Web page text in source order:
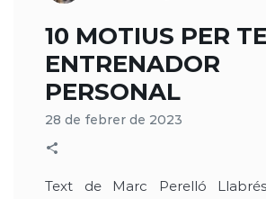
10 MOTIUS PER
ENTRENADOR
PERSONAL
28 de febrer de 2023
Text de Marc Perelló